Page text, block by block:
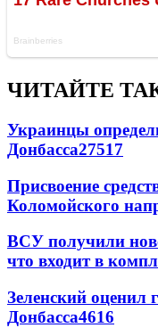
ЧИТАЙТЕ
Украинцы
Донбасса27517
Присвоение
Коломойского
ВСУ получили
что входит в
Зеленский
Донбасса4616